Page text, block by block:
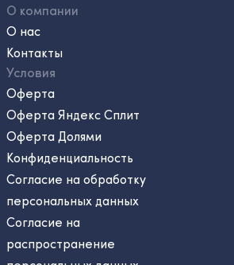
О компании
О нас
Контакты
Условия
Оферта
Оферта Яндекс Сплит
Оферта Долями
Конфиденциальность
Согласие на обработку
персональных данных
Согласие на
распространение